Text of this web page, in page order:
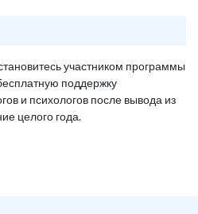
участником программы
поддержку
и психологов после вывода из
целого года.